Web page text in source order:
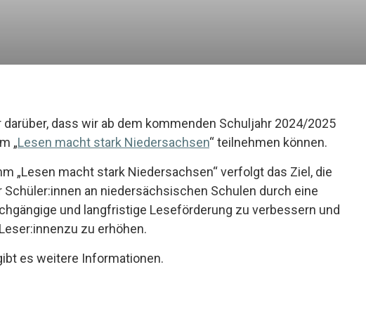
dass wir ab dem kommenden Schuljahr 2024/2025
„Lesen macht stark Niedersachsen“ teilnehmen können.
„Lesen macht stark Niedersachsen“ verfolgt das Ziel, die
an niedersächsischen Schulen durch eine
und langfristige Leseförderung zu verbessern und
zu erhöhen.
es weitere Informationen.